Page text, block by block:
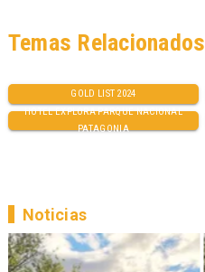
GOLD LIST 2024
HOTEL EXPLORA PARQUE NACIONAL
PATAGONIA
Temas Relacionados
Noticias